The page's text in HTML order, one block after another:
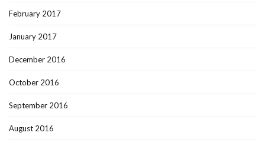
February 2017
January 2017
December 2016
October 2016
September 2016
August 2016